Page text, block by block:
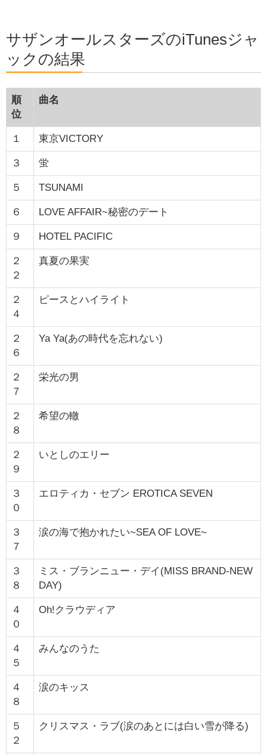
サザンオールスターズのiTunesジャ
ックの結果
順
位
曲名
１ 東京VICTORY
３ 蛍
５ TSUNAMI
６ LOVE AFFAIR~秘密のデート
９ HOTEL PACIFIC
２
２
真夏の果実
２
４
ピースとハイライト
２
６
Ya Ya(あの時代を忘れない)
２
７
栄光の男
２
８
希望の轍
２
９
いとしのエリー
３
０
エロティカ・セブン EROTICA SEVEN
３
７
涙の海で抱かれたい~SEA OF LOVE~
３
８
ミス・ブランニュー・デイ(MISS BRAND-NEW
DAY)
４
０
Oh!クラウディア
４
５
みんなのうた
４
８
涙のキッス
５
２
クリスマス・ラブ(涙のあとには白い雪が降る)